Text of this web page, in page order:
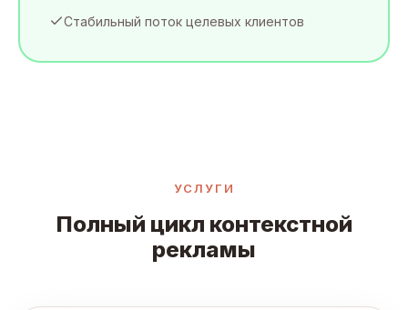
Стабильный поток целевых клиентов
УСЛУГИ
Полный цикл контекстной
рекламы